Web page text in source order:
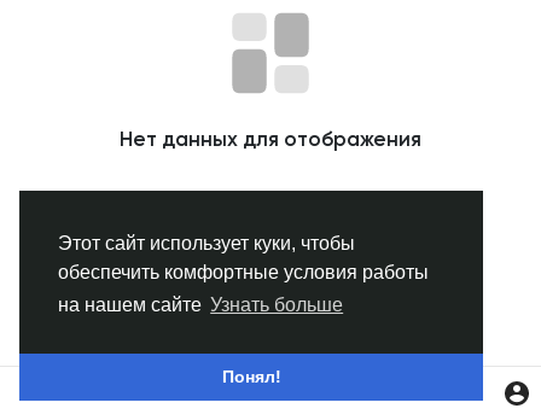
Этот сайт использует куки, чтобы
обеспечить комфортные условия работы
на нашем сайте Узнать больше
Понял!
Популярные посты
Найти сообщения
Нет данных для отображения